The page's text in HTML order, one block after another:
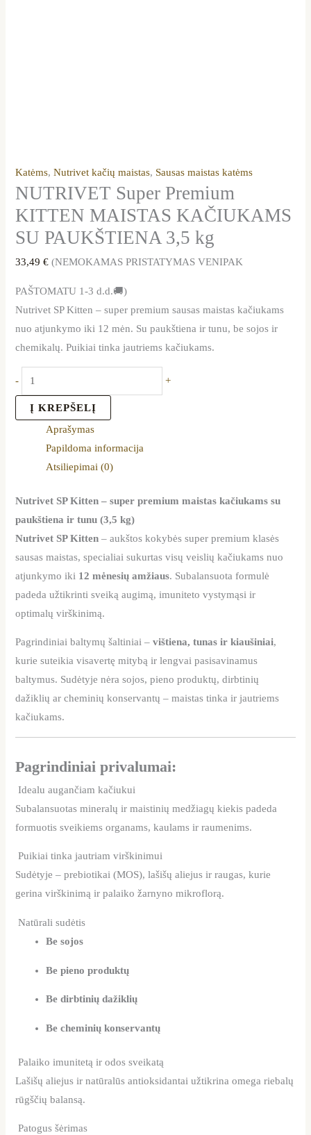
Katėms,Nutrivet kačių maistas, Sausas maistas katėms
NUTRIVET Super Premium
KITTEN MAISTAS KAČIUKAMS
SU PAUKŠTIENA 3,5 kg
33,49€ (NEMOKAMAS PRISTATYMAS VENIPAK
PAŠTOMATU 1-3 d.d.🚚)
Nutrivet SP Kitten – super premium sausas maistas kačiukams
nuo atjunkymo iki 12 mėn. Su paukštiena ir tunu, be sojos ir
chemikalų. Puikiai tinka jautriems kačiukams.
- +
Į KREPŠELĮ
Aprašymas
Papildoma informacija
Atsiliepimai (0)
Nutrivet SP Kitten – super premium maistas kačiukams su
paukštiena ir tunu (3,5 kg)
Nutrivet SP Kitten – aukštos kokybės super premium klasės
sausas maistas, specialiai sukurtas visų veislių kačiukams nuo
atjunkymo iki 12 mėnesių amžiaus. Subalansuota formulė
padeda užtikrinti sveiką augimą, imuniteto vystymąsi ir
optimalų virškinimą.
Pagrindiniai baltymų šaltiniai –vištiena, tunas ir kiaušiniai,
kurie suteikia visavertę mitybą ir lengvai pasisavinamus
baltymus. Sudėtyje nėra sojos, pieno produktų, dirbtinių
dažiklių ar cheminių konservantų – maistas tinka ir jautriems
kačiukams.
Pagrindiniai privalumai:
Idealu augančiam kačiukui
Subalansuotas mineralų ir maistinių medžiagų kiekis padeda
formuotis sveikiems organams, kaulams ir raumenims.
Puikiai tinka jautriam virškinimui
Sudėtyje – prebiotikai (MOS), lašišų aliejus ir raugas, kurie
gerina virškinimą ir palaiko žarnyno mikroflorą.
Natūrali sudėtis
Be sojos
Be pieno produktų
Be dirbtinių dažiklių
Be cheminių konservantų
Palaiko imunitetą ir odos sveikatą
Lašišų aliejus ir natūralūs antioksidantai užtikrina omega riebalų
rūgščių balansą.
Patogus šėrimas